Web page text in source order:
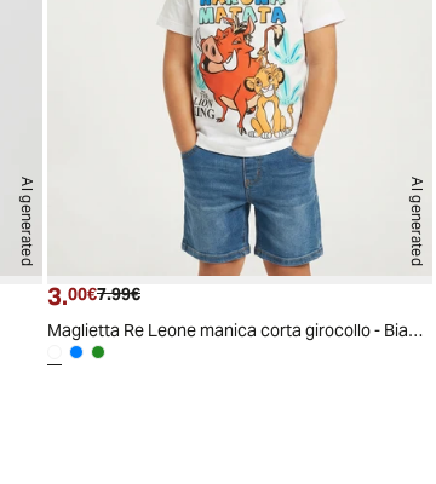
AI generated AI generated
Prezzo attuale
3.00€ Prezzo originale
7.99€
Maglietta Re Leone manica corta girocollo - Bianco